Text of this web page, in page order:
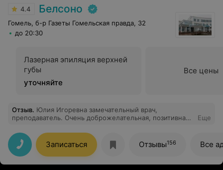
4.4 Белсоно
Гомель, б-р Газеты Гомельская правда, 32
до 20:30
Лазерная эпиляция верхней
губы
уточняйте
Все цены
Отзыв. Юлия Игоревна замечательный врач,
преподаватель. Очень доброжелательная, позитивная,
заинтересованная в результате. Была у нее с дочкой, у
которой был целый букет всего. Юлия Игоревна сразу
же определила, с чем мы пришли, и назначила очень
эффективное лечение, которое очень быстро помогло
решить наши проблемы. Огромное спасибо за Ваш
Еще
Записаться Отзывы156 Все